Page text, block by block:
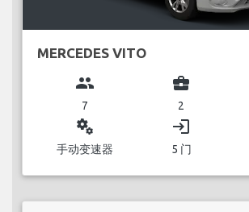
MERCEDES VITO
group
7
business_center
2
miscellaneous_services
手动变速器
login
5 门